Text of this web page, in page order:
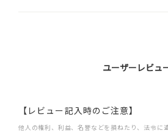
ユーザーレビュ
【レビュー記入時のご注意】
他人の権利、利益、名誉などを損ねたり、法令に